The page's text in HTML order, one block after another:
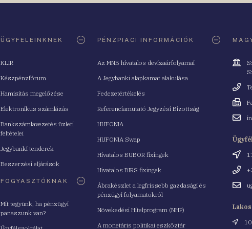
ÜGYFELEINKNEK
KLIR
Készpénzfórum
Hamisítás megelőzése
Elektronikus számlázás
Bankszámlavezetés üzleti
feltételei
Jegybanki tenderek
Beszerzési eljárások
FOGYASZTÓKNAK
Mit tegyünk, ha pénzügyi
panaszunk van?
PÉNZPIACI INFORMÁCIÓK
Az MNB hivatalos devizaárfolyamai
A Jegybanki alapkamat alakulása
Fedezetértékelés
Referenciamutató Jegyzési Bizottság
HUFONIA
HUFONIA Swap
Hivatalos BUBOR fixingek
Hivatalos BIRS fixingek
Ábrakészlet a legfrissebb gazdasági és
pénzügyi folyamatokról
Növekedési Hitelprogram (NHP)
A monetáris politikai eszköztár
Cím
Fax
Email
Cím
Email
Cím